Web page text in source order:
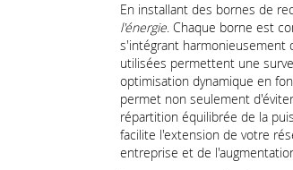
En installant des bornes de
l'énergie. Chaque borne est
s'intégrant harmonieusement
utilisées permettent une
optimisation dynamique en
permet non seulement
répartition équilibrée de la
facilite l'extension de votre
entreprise et de